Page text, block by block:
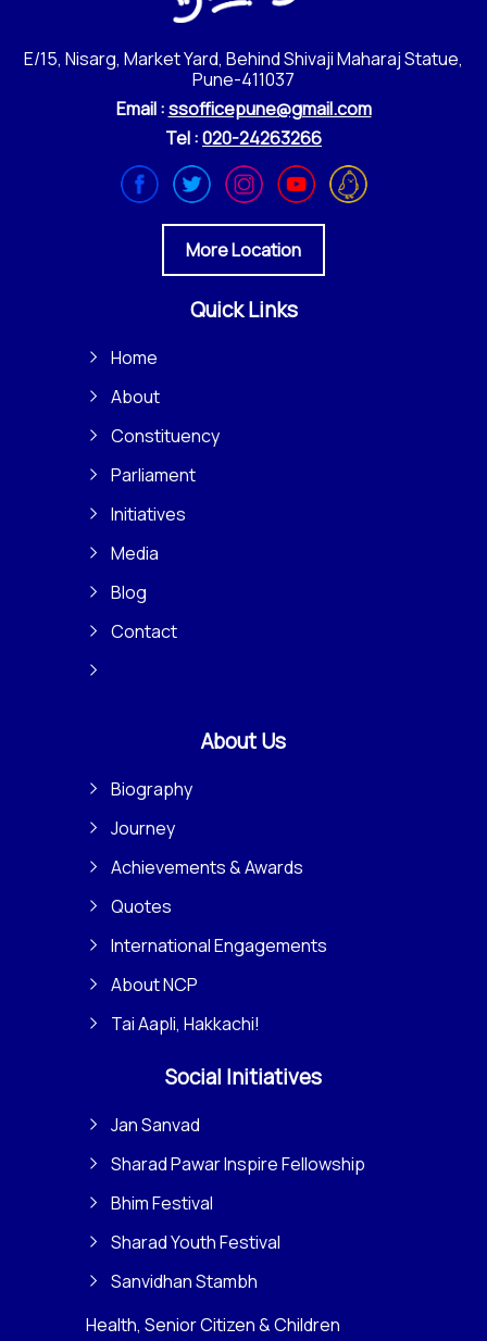
E/15, Nisarg, Market Yard, Behind Shivaji Maharaj Statue,
Pune-411037
Email :ssofficepune@gmail.com
Tel :020-24263266
More Location
Quick Links
Home
About
Constituency
Parliament
Initiatives
Media
Blog
Contact
About Us
Biography
Journey
Achievements & Awards
Quotes
International Engagements
About NCP
Tai Aapli, Hakkachi!
Social Initiatives
Jan Sanvad
Sharad Pawar Inspire Fellowship
Bhim Festival
Sharad Youth Festival
Sanvidhan Stambh
Health, Senior Citizen & Children